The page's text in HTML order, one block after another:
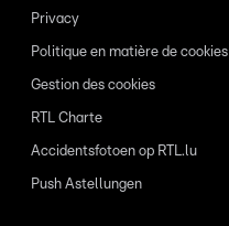
Privacy
Politique en matière de cookies
Gestion des cookies
RTL Charte
Accidentsfotoen op RTL.lu
Push Astellungen